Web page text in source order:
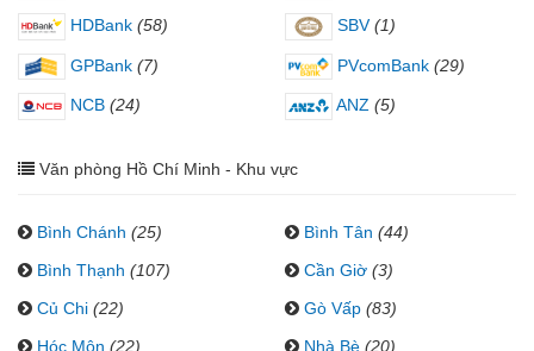
HDBank (58) SBV (1)
GPBank (7) PVcomBank (29)
NCB (24) ANZ (5)
Văn phòng Hồ Chí Minh - Khu vực
Bình Chánh (25) Bình Tân (44)
Bình Thạnh (107) Cần Giờ (3)
Củ Chi (22) Gò Vấp (83)
Hóc Môn (22) Nhà Bè (20)